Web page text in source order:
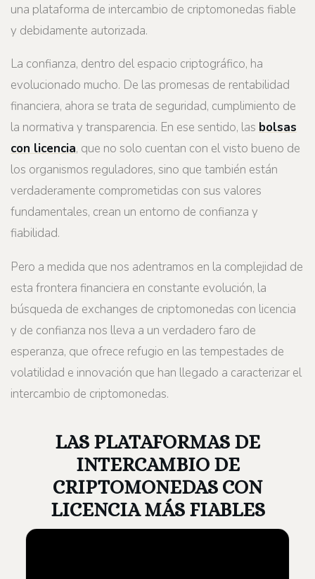
una plataforma de intercambio de criptomonedas fiable
y debidamente autorizada.
La confianza, dentro del espacio criptográfico, ha
evolucionado mucho. De las promesas de rentabilidad
financiera, ahora se trata de seguridad, cumplimiento de
la normativa y transparencia. En ese sentido, las bolsas
con licencia, que no solo cuentan con el visto bueno de
los organismos reguladores, sino que también están
verdaderamente comprometidas con sus valores
fundamentales, crean un entorno de confianza y
fiabilidad.
Pero a medida que nos adentramos en la complejidad de
esta frontera financiera en constante evolución, la
búsqueda de exchanges de criptomonedas con licencia
y de confianza nos lleva a un verdadero faro de
esperanza, que ofrece refugio en las tempestades de
volatilidad e innovación que han llegado a caracterizar el
intercambio de criptomonedas.
LAS PLATAFORMAS DE
INTERCAMBIO DE
CRIPTOMONEDAS CON
LICENCIA MÁS FIABLES